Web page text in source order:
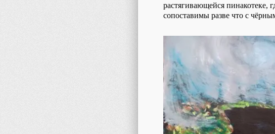
растягивающейся пинакотеке,
сопоставимы разве что с